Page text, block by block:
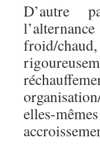
D’autre
froid/
elles-